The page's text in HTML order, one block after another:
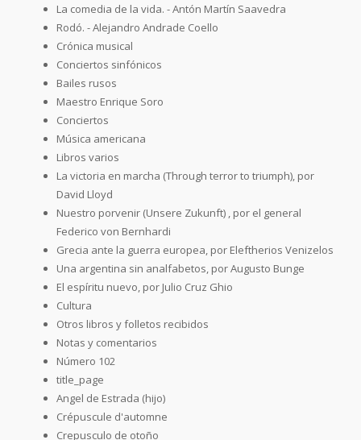
La comedia de la vida. - Antón Martín Saavedra
Rodó. - Alejandro Andrade Coello
Crónica musical
Conciertos sinfónicos
Bailes rusos
Maestro Enrique Soro
Conciertos
Música americana
Libros varios
La victoria en marcha (Through terror to triumph), por
David Lloyd
Nuestro porvenir (Unsere Zukunft) , por el general
Federico von Bernhardi
Grecia ante la guerra europea, por Eleftherios Venizelos
Una argentina sin analfabetos, por Augusto Bunge
El espíritu nuevo, por Julio Cruz Ghio
Cultura
Otros libros y folletos recibidos
Notas y comentarios
Número 102
title_page
Angel de Estrada (hijo)
Crépuscule d'automne
Crepusculo de otoño